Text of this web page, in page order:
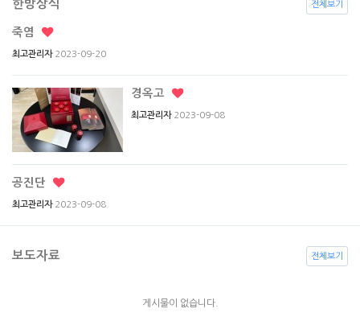
한방상식
죽염
최고관리자 2023-09-20
경옥고
최고관리자 2023-09-08
공진단
최고관리자 2023-09-08
전체보기
보도자료
게시물이 없습니다.
전체보기